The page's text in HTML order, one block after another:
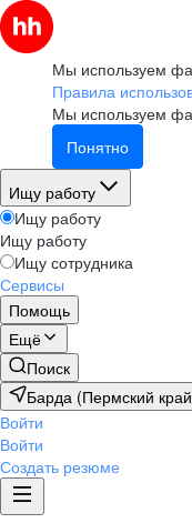
Мы используем
Правила
Мы используем
Понятно
Ищу работу
Ищу работу
Ищу работу
Ищу сотрудника
Сервисы
Помощь
Ещё
Поиск
Барда (Пермский
Войти
Войти
Создать резюме